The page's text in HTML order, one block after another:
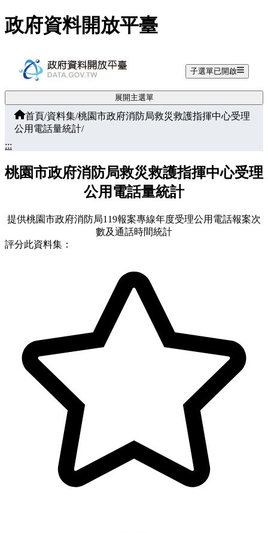
跳至主要內容
政府資料開放平臺
子選單已開啟
展開主選單
首頁/資料集/桃園市政府消防局救災救護指揮中心受理
公用電話量統計/
:::
桃園市政府消防局救災救護指揮中心受理
公用電話量統計
提供桃園市政府消防局119報案專線年度受理公用電話報案次
數及通話時間統計
評分此資料集：